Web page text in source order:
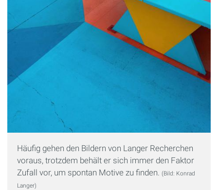
Häufig gehen den Bildern von Langer Recherchen
voraus, trotzdem behält er sich immer den Faktor
Zufall vor, um spontan Motive zu finden. (Bild: Konrad
Langer)